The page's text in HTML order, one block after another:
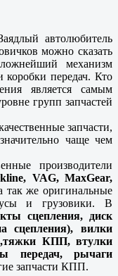
автолюбитель
можно сказать
механизм
коробки передач. Кто
является самым
групп запчастей
запчасти,
чаще чем
производители
VAG, MaxGear,
так же оригинальные
и грузовики. В
сцепления, диск
сцепления), вилки
КПП, втулки
передач, рычаги
запчасти КПП.